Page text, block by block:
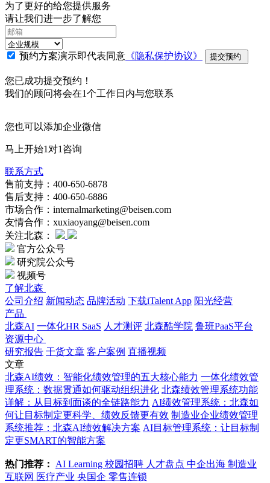
为了更好的给您提供服务
请让我们进一步了解您
预约方案演示即代表同意 《隐私保护协议》 提交预约
您已成功提交预约！
我们的顾问将会在1个工作日内与您联系
您也可以添加企业微信
马上开始1对1咨询
联系方式
售前支持：400-650-6878
售后支持：400-650-6886
市场合作：internalmarketing@beisen.com
友情合作：xuxiaoyang@beisen.com
关注北森：
官方公众号
研究院公众号
视频号
了解北森
公司介绍 新闻动态 品牌活动 下载iTalent App 阳光经营
产品
北森AI 一体化HR SaaS 人才测评 北森酷学院 鲁班PaaS平台
资源中心
研究报告 干货文章 客户案例 直播视频
文章
北森AI绩效：智能化绩效管理的五大核心能力 一体化绩效管
理系统：数据贯通如何驱动组织进化 北森绩效管理系统功能
详解：从目标到面谈的全链路能力 AI绩效管理系统：北森如
何让目标制定更科学、绩效反馈更有效 制造业企业绩效管理
系统推荐：北森AI绩效解决方案 AI目标管理系统：让目标制
定更SMART的智能方案
热门推荐： AI Learning 校园招聘 人才盘点 中企出海 制造业
互联网 医疗产业 央国企 零售连锁